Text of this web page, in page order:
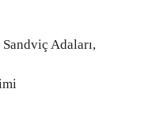
Adaları,